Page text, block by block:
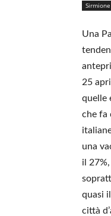
Sirmione
Una
25
quelle
che fa
una
il
quasi
città